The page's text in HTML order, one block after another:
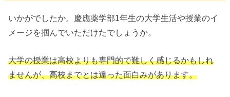
いかがでしたか。慶應薬学部1年生の大学生活や授業のイ
メージを掴んでいただけたでしょうか。
大学の授業は高校よりも専門的で難しく感じるかもしれ
ませんが、高校までとは違った面白みがあります。